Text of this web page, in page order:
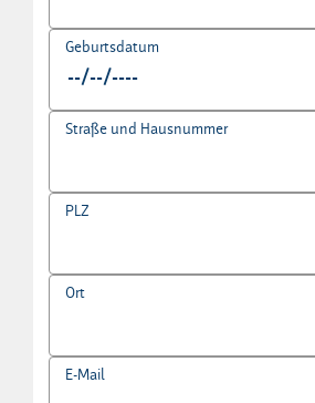
Geburtsdatum
Straße und Hausnummer
PLZ
Ort
E-Mail